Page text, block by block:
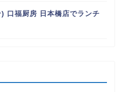
口福厨房 日本橋店でランチ